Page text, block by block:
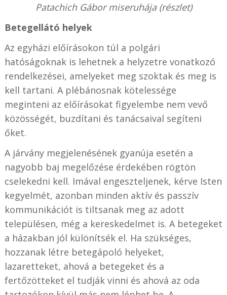
Patachich Gábor miseruhája (részlet)
Betegellátó helyek
Az egyházi előírásokon túl a polgári
hatóságoknak is lehetnek a helyzetre vonatkozó
rendelkezései, amelyeket meg szoktak és meg is
kell tartani. A plébánosnak kötelessége
meginteni az előírásokat figyelembe nem vevő
közösségét, buzdítani és tanácsaival segíteni
őket.
A járvány megjelenésének gyanúja esetén a
nagyobb baj megelőzése érdekében rögtön
cselekedni kell. Imával engeszteljenek, kérve Isten
kegyelmét, azonban minden aktív és passzív
kommunikációt is tiltsanak meg az adott
településen, még a kereskedelmet is. A betegeket
a házakban jól különítsék el. Ha szükséges,
hozzanak létre betegápoló helyeket,
lazaretteket, ahová a betegeket és a
fertőzötteket el tudják vinni és ahová az oda